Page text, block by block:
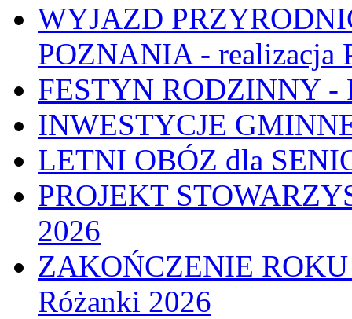
WYJAZD
POZNANIA - realizacja
FESTYN RODZINNY -
INWESTYCJE
LETNI OBÓZ dla
PROJEKT
2026
ZAKOŃCZENIE
Różanki 2026